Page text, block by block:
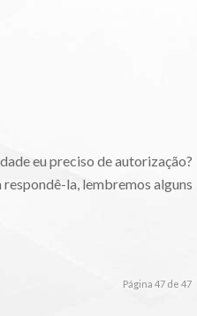
eu preciso de autorização?
respondê-la, lembremos alguns
Página 47 de 47